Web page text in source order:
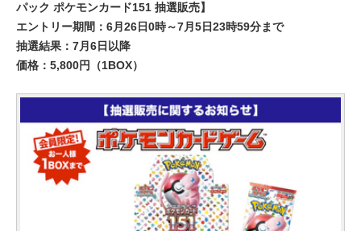
パック ポケモンカード151 抽選販売】
エントリー期間：6月26日0時～7月5日23時59分まで
抽選結果：7月6日以降
価格：5,800円（1BOX）